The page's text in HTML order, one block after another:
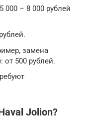
000 – 8 000 рублей
замена
от 500 рублей.
Jolion?